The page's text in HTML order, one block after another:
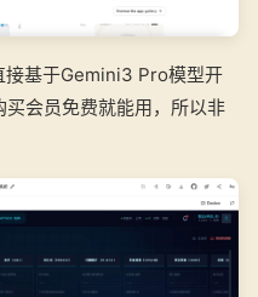
基于Gemini3 Pro模型开
会员免费就能用，所以非